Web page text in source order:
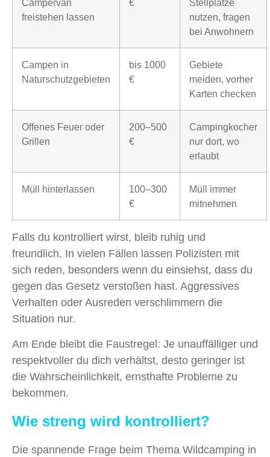
Campervan
freistehen lassen
€
Stellplätze
nutzen, fragen
bei Anwohnern
Campen in
Naturschutzgebieten
bis 1000
€
Gebiete
meiden, vorher
Karten checken
Offenes Feuer oder
Grillen
200–500
€
Campingkocher
nur dort, wo
erlaubt
Müll hinterlassen
100–300
€
Müll immer
mitnehmen
Falls du kontrolliert wirst, bleib ruhig und
freundlich. In vielen Fällen lassen Polizisten mit
sich reden, besonders wenn du einsiehst, dass du
gegen das Gesetz verstoßen hast. Aggressives
Verhalten oder Ausreden verschlimmern die
Situation nur.
Am Ende bleibt die Faustregel: Je unauffälliger und
respektvoller du dich verhältst, desto geringer ist
die Wahrscheinlichkeit, ernsthafte Probleme zu
bekommen.
Wie streng wird kontrolliert?
Die spannende Frage beim Thema Wildcamping in